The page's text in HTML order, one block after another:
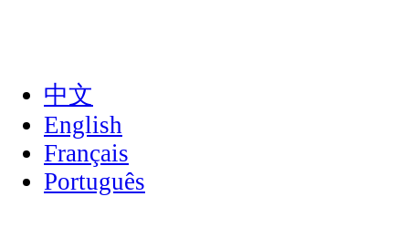
中文
English
Français
Português